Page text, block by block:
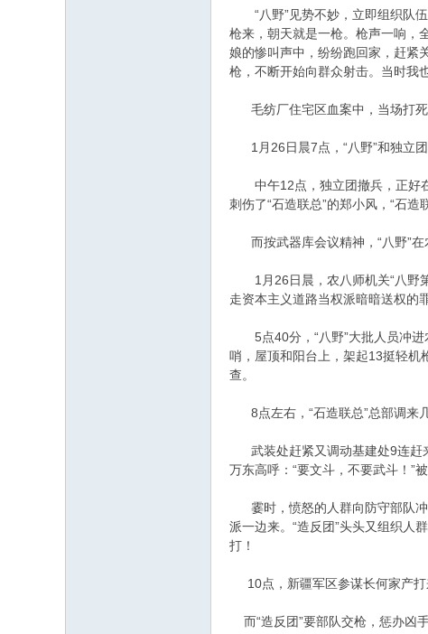
“八野”见势不妙，立即组织队伍
枪来，朝天就是一枪。枪声一响，
娘的惨叫声中，纷纷跑回家，赶紧
枪，不断开始向群众射击。当时我
毛纺厂住宅区血案中，当场打死
1月26日晨7点，“八野”和独立团
中午12点，独立团撤兵，正好在
刺伤了“石造联总”的郑小风，“石
而按武器库会议精神，“八野”在
1月26日晨，农八师机关“八野第
走资本主义道路当权派暗暗送权的
5点40分，“八野”大批人员冲进
哨，屋顶和阳台上，架起13挺轻机
查。
8点左右，“石造联总”总部调来几
武装处赶紧又调动基建处9连赶
万东高呼：“要文斗，不要武斗！”
霎时，愤怒的人群向防守部队冲
派一边来。“造反团”头头又组织人
打！
10点，新疆军区参谋长何家产打
而“造反团”要部队交枪，惩办凶